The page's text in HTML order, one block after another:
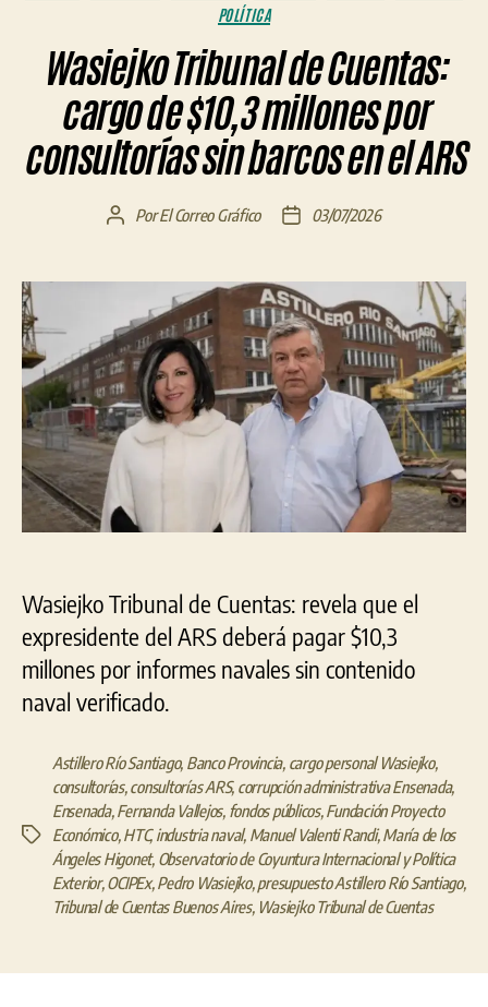
POLÍTICA
Wasiejko Tribunal de Cuentas:
cargo de $10,3 millones por
consultorías sin barcos en el ARS
Autor
entrada
PorEl Correo Gráfico
Fecha
entrada
03/07/2026
Wasiejko Tribunal de Cuentas: revela que el
expresidente del ARS deberá pagar $10,3
millones por informes navales sin contenido
naval verificado.
Etiquetas
Astillero Río Santiago, Banco Provincia, cargo personal Wasiejko,
consultorías,consultorías ARS, corrupción administrativa Ensenada,
Ensenada,Fernanda Vallejos, fondos públicos,Fundación Proyecto
Económico,HTC,industria naval, Manuel Valenti Randi,María de los
Ángeles Higonet, Observatorio de Coyuntura Internacional y Política
Exterior,OCIPEx,Pedro Wasiejko,presupuesto Astillero Río Santiago,
Tribunal de Cuentas Buenos Aires, Wasiejko Tribunal de Cuentas